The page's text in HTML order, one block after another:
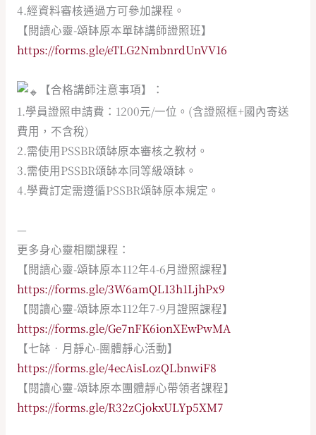
4.經資料審核通過方可參加課程。
【閱讀心靈-頌缽原本單缽講師證照班】
https://forms.gle/eTLG2NmbnrdUnVV16
【合格講師注意事項】：
1.學員證照申請費：1200元/一位。(含證照框+國內寄送
費用，不含稅)
2.需使用PSSBR頌缽原本審核之教材。
3.需使用PSSBR頌缽本同等級頌缽。
4.學費訂定需遵循PSSBR頌缽原本規定。
—
更多身心靈相關課程：
【閱讀心靈-頌缽原本112年4-6月證照課程】
https://forms.gle/3W6amQL13h1LjhPx9
【閱讀心靈-頌缽原本112年7-9月證照課程】
https://forms.gle/Ge7nFK6ionXEwPwMA
【七缽•月靜心-團體靜心活動】
https://forms.gle/4ecAisLozQLbnwiF8
【閱讀心靈-頌缽原本團體靜心帶領者課程】
https://forms.gle/R32zCjokxULYp5XM7